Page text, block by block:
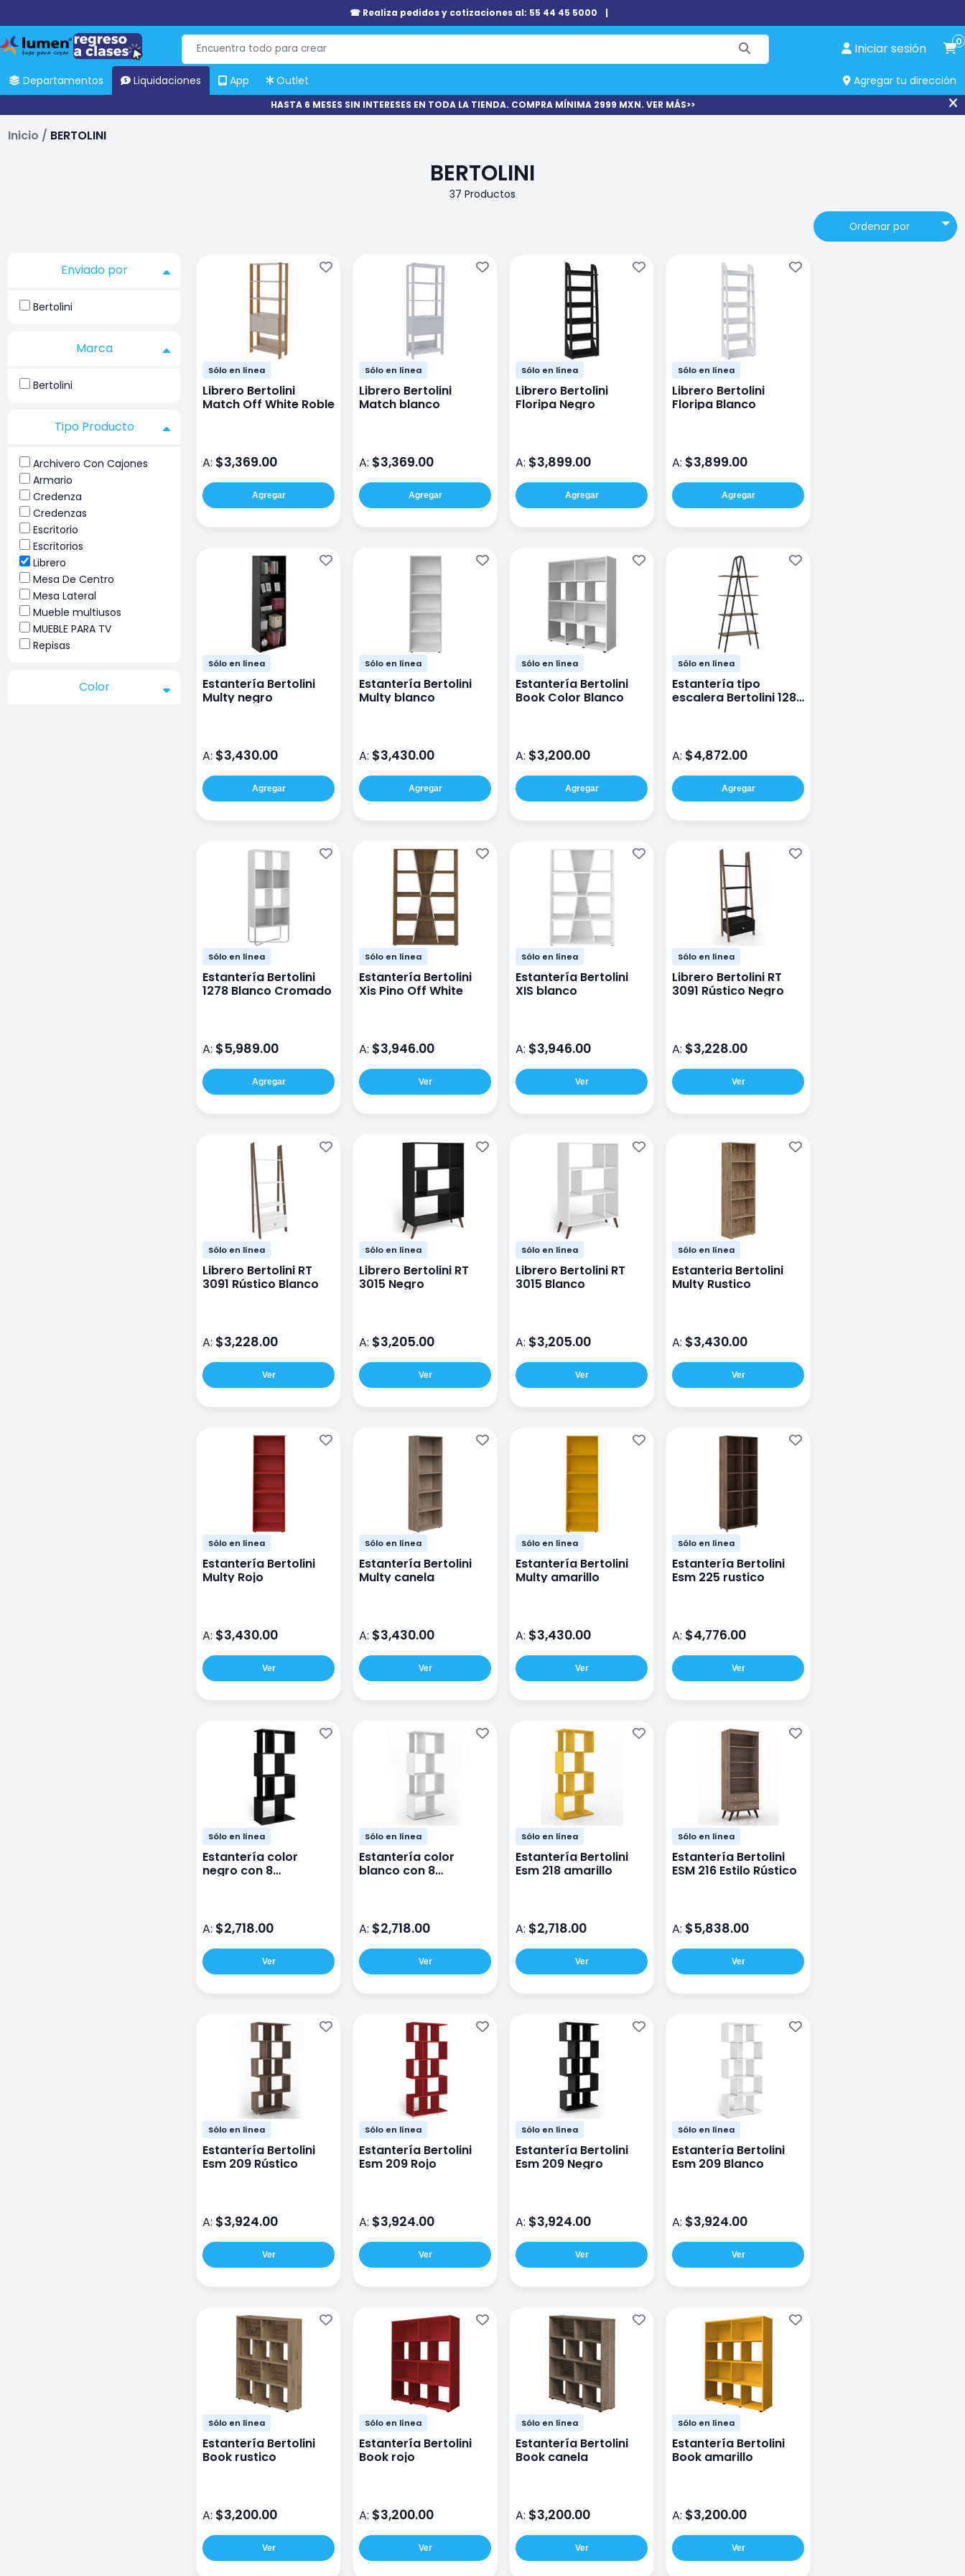
☎ Realiza pedidos y cotizaciones al: 55 44 45 5000 |
Iniciar sesión 0
Departamentos Liquidaciones App Outlet Agregar tu dirección
HASTA 6 MESES SIN INTERESES EN TODA LA TIENDA. COMPRA MÍNIMA 2999 MXN. VER MÁS>>
Inicio / BERTOLINI
BERTOLINI
37 Productos
Ordenar por
Enviado por
Bertolini
Marca
Bertolini
Tipo Producto
Archivero Con Cajones
Armario
Credenza
Credenzas
Escritorio
Escritorios
Librero
Mesa De Centro
Mesa Lateral
Mueble multiusos
MUEBLE PARA TV
Repisas
Color
Sólo en línea
Librero Bertolini
Match Off White Roble
A: $3,369.00
Agregar
Sólo en línea
Librero Bertolini
Match blanco
A: $3,369.00
Agregar
Sólo en línea
Librero Bertolini
Floripa Negro
A: $3,899.00
Agregar
Sólo en línea
Librero Bertolini
Floripa Blanco
A: $3,899.00
Agregar
Sólo en línea
Estantería Bertolini
Multy negro
A: $3,430.00
Agregar
Sólo en línea
Estantería Bertolini
Multy blanco
A: $3,430.00
Agregar
Sólo en línea
Estantería Bertolini
Book Color Blanco
A: $3,200.00
Agregar
Sólo en línea
Estantería tipo
escalera Bertolini 1283
A: $4,872.00
Agregar
Sólo en línea
Estantería Bertolini
1278 Blanco Cromado
A: $5,989.00
Agregar
Sólo en línea
Estantería Bertolini
Xis Pino Off White
A: $3,946.00
Ver
Sólo en línea
Estantería Bertolini
XIS blanco
A: $3,946.00
Ver
Sólo en línea
Librero Bertolini RT
3091 Rústico Negro
A: $3,228.00
Ver
Sólo en línea
Librero Bertolini RT
3091 Rústico Blanco
A: $3,228.00
Ver
Sólo en línea
Librero Bertolini RT
3015 Negro
A: $3,205.00
Ver
Sólo en línea
Librero Bertolini RT
3015 Blanco
A: $3,205.00
Ver
Sólo en línea
Estanteria Bertolini
Multy Rustico
A: $3,430.00
Ver
Sólo en línea
Estantería Bertolini
Multy Rojo
A: $3,430.00
Ver
Sólo en línea
Estantería Bertolini
Multy canela
A: $3,430.00
Ver
Sólo en línea
Estantería Bertolini
Multy amarillo
A: $3,430.00
Ver
Sólo en línea
Estantería Bertolini
Esm 225 rustico
A: $4,776.00
Ver
Sólo en línea
Estantería color
negro con 8
A: $2,718.00
Ver
Sólo en línea
Estantería color
blanco con 8
A: $2,718.00
Ver
Sólo en línea
Estantería Bertolini
Esm 218 amarillo
A: $2,718.00
Ver
Sólo en línea
Estantería Bertolini
ESM 216 Estilo Rústico
A: $5,838.00
Ver
Sólo en línea
Estantería Bertolini
Esm 209 Rústico
A: $3,924.00
Ver
Sólo en línea
Estantería Bertolini
Esm 209 Rojo
A: $3,924.00
Ver
Sólo en línea
Estantería Bertolini
Esm 209 Negro
A: $3,924.00
Ver
Sólo en línea
Estantería Bertolini
Esm 209 Blanco
A: $3,924.00
Ver
Sólo en línea
Estantería Bertolini
Book rustico
A: $3,200.00
Ver
Sólo en línea
Estantería Bertolini
Book rojo
A: $3,200.00
Ver
Sólo en línea
Estantería Bertolini
Book canela
A: $3,200.00
Ver
Sólo en línea
Estantería Bertolini
Book amarillo
A: $3,200.00
Ver